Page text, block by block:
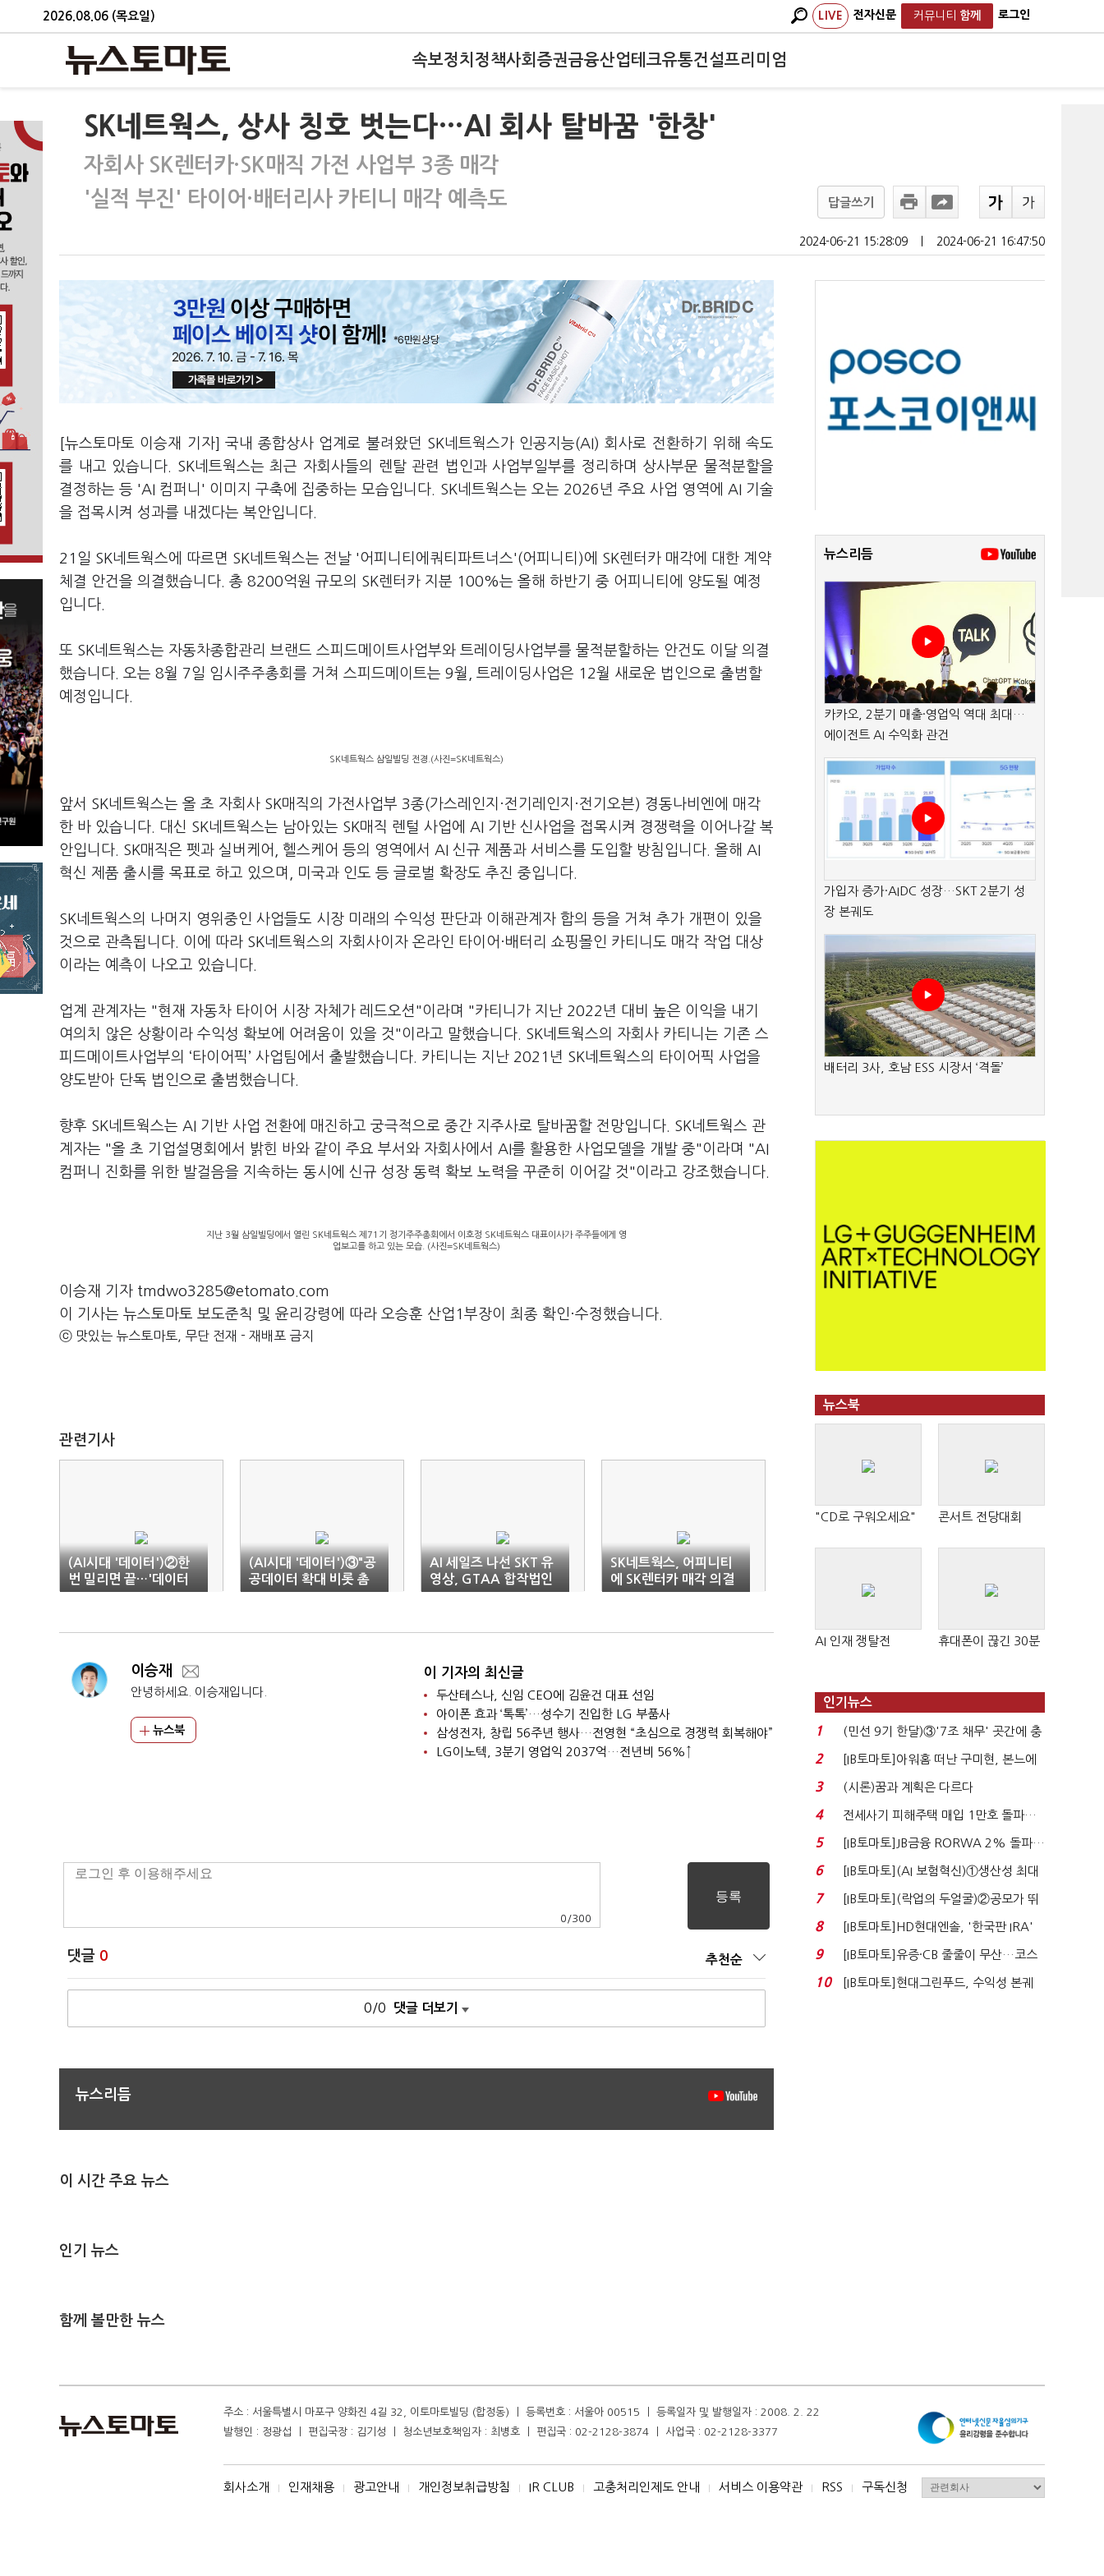
2026.08.06 (목요일) LIVE 전자신문 커뮤니티 함께 로그인
속보정치 정책사회 증권금융산업테크유통건설프리미엄
SK네트웍스, 상사 칭호 벗는다…AI 회사 탈바꿈 '한창'
자회사 SK렌터카·SK매직 가전 사업부 3종 매각
'실적 부진' 타이어·배터리사 카티니 매각 예측도
답글쓰기
2024-06-21 15:28:09 2024-06-21 16:47:50
[뉴스토마토 이승재 기자] 국내 종합상사 업계로 불려왔던 SK네트웍스가 인공지능(AI) 회사로 전환하기 위해 속도
를 내고 있습니다. SK네트웍스는 최근 자회사들의 렌탈 관련 법인과 사업부일부를 정리하며 상사부문 물적분할을
결정하는 등 'AI 컴퍼니' 이미지 구축에 집중하는 모습입니다. SK네트웍스는 오는 2026년 주요 사업 영역에 AI 기술
을 접목시켜 성과를 내겠다는 복안입니다.
21일 SK네트웍스에 따르면 SK네트웍스는 전날 '어피니티에쿼티파트너스'(어피니티)에 SK렌터카 매각에 대한 계약
체결 안건을 의결했습니다. 총 8200억원 규모의 SK렌터카 지분 100%는 올해 하반기 중 어피니티에 양도될 예정
입니다.
또 SK네트웍스는 자동차종합관리 브랜드 스피드메이트사업부와 트레이딩사업부를 물적분할하는 안건도 이달 의결
했습니다. 오는 8월 7일 임시주주총회를 거쳐 스피드메이트는 9월, 트레이딩사업은 12월 새로운 법인으로 출범할
예정입니다.
SK네트웍스 삼일빌딩 전경.(사진=SK네트웍스)
앞서 SK네트웍스는 올 초 자회사 SK매직의 가전사업부 3종(가스레인지·전기레인지·전기오븐) 경동나비엔에 매각
한 바 있습니다. 대신 SK네트웍스는 남아있는 SK매직 렌털 사업에 AI 기반 신사업을 접목시켜 경쟁력을 이어나갈 복
안입니다. SK매직은 펫과 실버케어, 헬스케어 등의 영역에서 AI 신규 제품과 서비스를 도입할 방침입니다. 올해 AI
혁신 제품 출시를 목표로 하고 있으며, 미국과 인도 등 글로벌 확장도 추진 중입니다.
SK네트웍스의 나머지 영위중인 사업들도 시장 미래의 수익성 판단과 이해관계자 합의 등을 거쳐 추가 개편이 있을
것으로 관측됩니다. 이에 따라 SK네트웍스의 자회사이자 온라인 타이어·배터리 쇼핑몰인 카티니도 매각 작업 대상
이라는 예측이 나오고 있습니다.
업계 관계자는 "현재 자동차 타이어 시장 자체가 레드오션"이라며 "카티니가 지난 2022년 대비 높은 이익을 내기
여의치 않은 상황이라 수익성 확보에 어려움이 있을 것"이라고 말했습니다. SK네트웍스의 자회사 카티니는 기존 스
피드메이트사업부의 ‘타이어픽’ 사업팀에서 출발했습니다. 카티니는 지난 2021년 SK네트웍스의 타이어픽 사업을
양도받아 단독 법인으로 출범했습니다.
향후 SK네트웍스는 AI 기반 사업 전환에 매진하고 궁극적으로 중간 지주사로 탈바꿈할 전망입니다. SK네트웍스 관
계자는 "올 초 기업설명회에서 밝힌 바와 같이 주요 부서와 자회사에서 AI를 활용한 사업모델을 개발 중"이라며 "AI
컴퍼니 진화를 위한 발걸음을 지속하는 동시에 신규 성장 동력 확보 노력을 꾸준히 이어갈 것"이라고 강조했습니다.
지난 3월 삼일빌딩에서 열린 SK네트웍스 제71기 정기주주총회에서 이호정 SK네트웍스 대표이사가 주주들에게 영
업보고를 하고 있는 모습. (사진=SK네트웍스)
이승재 기자 tmdwo3285@etomato.com
이 기사는 뉴스토마토 보도준칙 및 윤리강령에 따라 오승훈 산업1부장이 최종 확인·수정했습니다.
ⓒ 맛있는 뉴스토마토, 무단 전재 - 재배포 금지
관련기사
(AI시대 '데이터')②한
번 밀리면 끝…'데이터
주권' 전쟁 격화
(AI시대 '데이터')③"공
공데이터 확대 비롯 촘
촘한 정책 절실"
AI 세일즈 나선 SKT 유
영상, GTAA 합작법인
본계약 체결
SK네트웍스, 어피니티
에 SK렌터카 매각 의결
이승재
안녕하세요. 이승재입니다.
뉴스북
이 기자의 최신글
두산테스나, 신임 CEO에 김윤건 대표 선임
아이폰 효과 ‘톡톡’…성수기 진입한 LG 부품사
삼성전자, 창립 56주년 행사…전영현 “초심으로 경쟁력 회복해야”
LG이노텍, 3분기 영업익 2037억…전년비 56%↑
0 /300
댓글 0 추천순
0/0 댓글 더보기
뉴스리듬
이 시간 주요 뉴스
인기 뉴스
함께 볼만한 뉴스
뉴스리듬
카카오, 2분기 매출·영업익 역대 최대…
에이전트 AI 수익화 관건
가입자 증가·AIDC 성장…SKT 2분기 성
장 본궤도
배터리 3사, 호남 ESS 시장서 ‘격돌’
뉴스북
"CD로 구워오세요" 콘서트 전당대회
AI 인재 쟁탈전 휴대폰이 끊긴 30분
인기뉴스
1
(민선 9기 한달)③'7조 채무' 곳간에 충
격…추미애, 20년...
2
[IB토마토]아워홈 떠난 구미현, 본느에
340억 베팅…가...
3 (시론)꿈과 계획은 다르다
4
전세사기 피해주택 매입 1만호 돌파…
누적 피해자 4만2...
5
[IB토마토]JB금융 RORWA 2% 돌파…
실적 견인은 은행 ...
6
[IB토마토](AI 보험혁신)①생산성 최대
80% 개선…현실...
7
[IB토마토](락업의 두얼굴)②공모가 뛰
자 첫날 매도…FI ...
8
[IB토마토]HD현대엔솔, '한국판 IRA'
수혜 부상…세액공...
9
[IB토마토]유증·CB 줄줄이 무산…코스
닥 벌점 급증에 ...
10
[IB토마토]현대그린푸드, 수익성 본궤
주소 : 서울특별시 마포구 양화진 4길 32, 이토마토빌딩 (합정동) ㅣ 등록번호 : 서울아 00515 ㅣ 등록일자 및 발행일자 : 2008. 2. 22
발행인 : 정광섭 ㅣ 편집국장 : 김기성 ㅣ 청소년보호책임자 : 최병호 ㅣ 편집국 : 02-2128-3874 ㅣ 사업국 : 02-2128-3377
회사소개 I 인재채용 I 광고안내 I 개인정보취급방침 I IR CLUB I 고충처리인제도 안내 I 서비스 이용약관 I RSS I 구독신청